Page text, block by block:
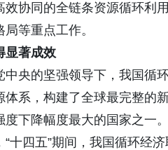
协同的全链条资源循环利
等重点工作。
显著成效
中央的坚强领导下，我国循
体系，构建了全球最完整的
下降幅度最大的国家之一
十四五”期间，我国循环经